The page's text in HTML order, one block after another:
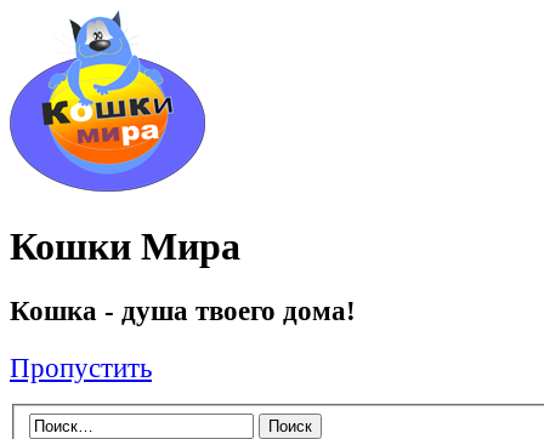
Кошки Мира
Кошка - душа твоего дома!
Пропустить